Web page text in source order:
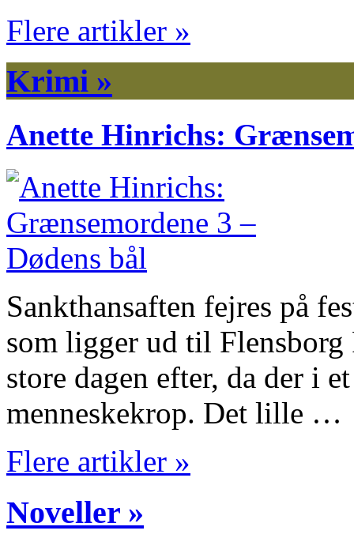
Flere artikler »
Krimi »
Anette Hinrichs:
Sankthansaften fejres på
som ligger ud til
store dagen efter, da der i
menneskekrop. Det lille …
Flere artikler »
Noveller »